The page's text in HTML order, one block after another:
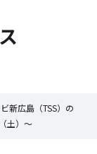
新広島（TSS）の
土）～